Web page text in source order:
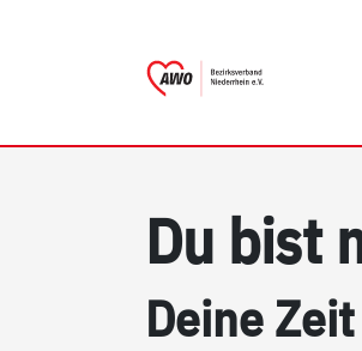
Du bist
Dei­ne